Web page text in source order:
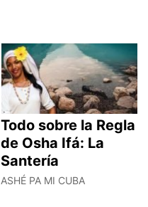
Todo sobre la Regla
de Osha Ifá: La
Santería
ASHÉ PA MI CUBA